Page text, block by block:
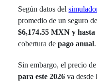
Según datos del
promedio de un seguro
$6,174.55 MXN y
cobertura de pago anual.
Sin embargo, el precio
para este 2026va desde